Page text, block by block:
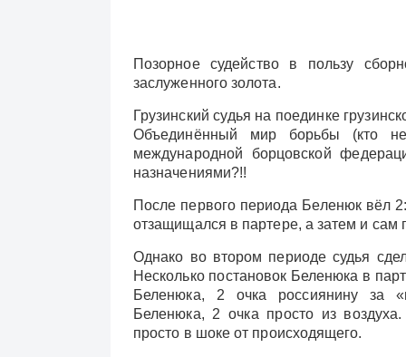
Позорное судейство в пользу
заслуженного золота.
Грузинский судья на поединке
Объединённый мир борьбы (кто
международной борцовской
назначениями?!!
После первого периода Беленюк вёл
отзащищался в партере, а затем и сам
Однако во втором периоде судья
Несколько постановок Беленюка в
Беленюка, 2 очка россиянину за
Беленюка, 2 очка просто из
просто в шоке от происходящего.